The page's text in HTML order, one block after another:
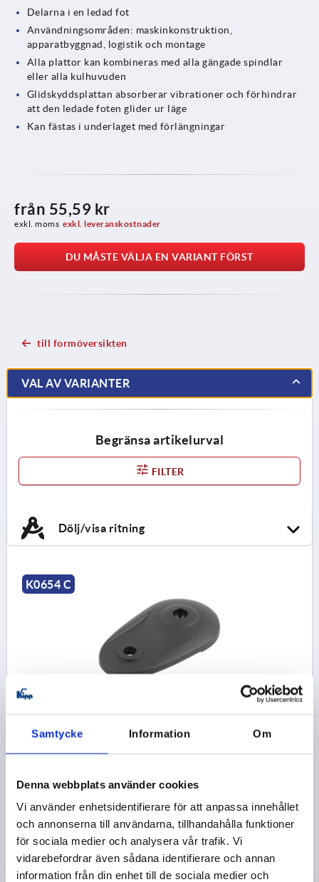
Samtycke Information Om
Denna webbplats använder cookies
Vi använder enhetsidentifierare för att anpassa innehållet
och annonserna till användarna, tillhandahålla funktioner
för sociala medier och analysera vår trafik. Vi
vidarebefordrar även sådana identifierare och annan
information från din enhet till de sociala medier och
Delarna i en ledad fot
Användningsområden: maskinkonstruktion,
apparatbyggnad, logistik och montage
Alla plattor kan kombineras med alla gängade spindlar
eller alla kulhuvuden
Glidskyddsplattan absorberar vibrationer och förhindrar
att den ledade foten glider ur läge
Kan fästas i underlaget med förlängningar
från 55,59 kr
exkl. moms exkl. leveranskostnader
DU MÅSTE VÄLJA EN VARIANT FÖRST
till formöversikten
VAL AV VARIANTER
Begränsa artikelurval
FILTER
Dölj/visa ritning
K0654 C
PLATTA MED FÖRLÄNGNING ST.80, FORM:C
Beställningsnummer:K0654.30803
55,59 kr
exkl. moms
exkl. leveranskostnader
DETALJER